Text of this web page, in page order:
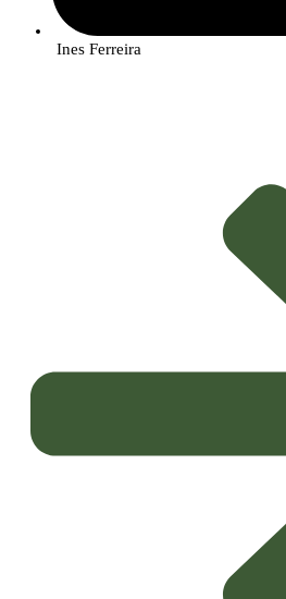
Ines Ferreira
investigadores, empresários e público em
encontro anual Ciência 2020. Neste
Inovação irá dinamizar seis sessões
PERIN/Horizonte Europa e dos
No encontro anual Ciência 2020, que se
Congressos de Lisboa, a ANI-Agência